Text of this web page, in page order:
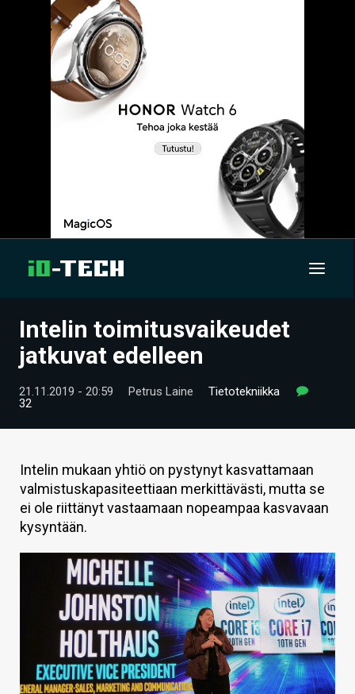
UUTISET
VIDEOT
TIETOA
HINTA.FI
VAIHDA TEEMA
HAKU
Intelin toimitusvaikeudet
jatkuvat edelleen
21.11.2019 - 20:59 Petrus Laine
Tietotekniikka
32
Intelin mukaan yhtiö on pystynyt kasvattamaan
valmistuskapasiteettiaan merkittävästi, mutta se
ei ole riittänyt vastaamaan nopeampaa kasvavaan
kysyntään.